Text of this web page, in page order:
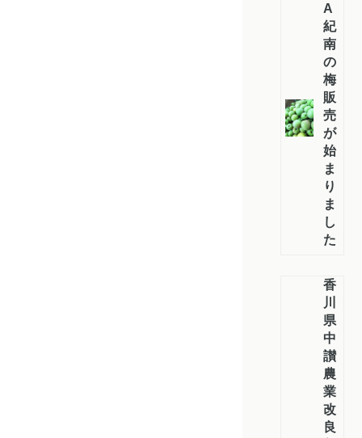
A
紀
南
の
梅
販
売
が
始
ま
り
ま
し
た！
香
川
県
中
讃
農
業
改
良